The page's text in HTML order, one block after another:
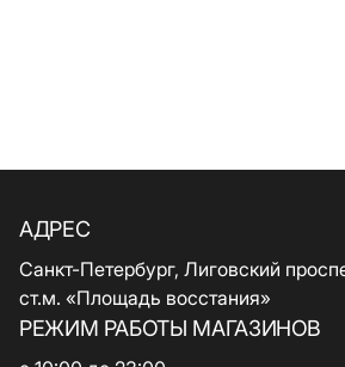
АДРЕС
Санкт-Петербург, Лиговский
ст.м. «Площадь восстания»
РЕЖИМ РАБОТЫ МАГАЗИНОВ